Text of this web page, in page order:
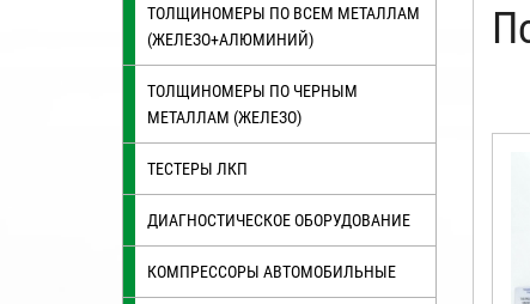
ТОЛЩИНОМЕРЫ ПО ВСЕМ МЕТАЛЛАМ
(ЖЕЛЕЗО+АЛЮМИНИЙ)
ТОЛЩИНОМЕРЫ ПО ЧЕРНЫМ
МЕТАЛЛАМ (ЖЕЛЕЗО)
ТЕСТЕРЫ ЛКП
ДИАГНОСТИЧЕСКОЕ ОБОРУДОВАНИЕ
КОМПРЕССОРЫ АВТОМОБИЛЬНЫЕ